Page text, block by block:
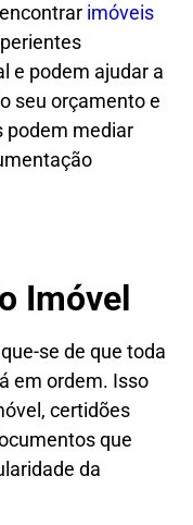
imóveis
e podem ajudar a
seu orçamento e
podem mediar
Imóvel
se de que toda
em ordem. Isso
certidões
que
da